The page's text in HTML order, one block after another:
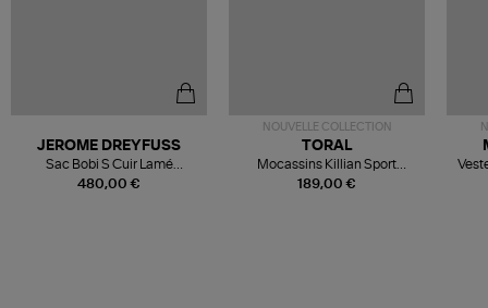
480,00 €
JEROME DREYFUSS
Sac Bobi S Cuir Lamé
Champagne
NOUVELLE COLLECTION
189,00 €
TORAL
Mocassins Killian Sport
Mousse